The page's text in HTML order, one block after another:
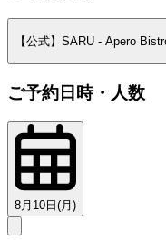
【公式】SARU - Apero
ご予約日時・人数
8月10日(月)